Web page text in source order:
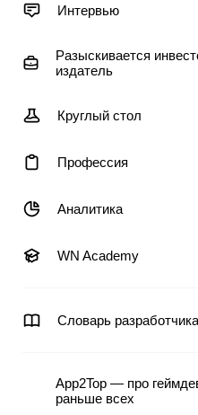
Интервью
Разыскивается
издатель
Круглый стол
Профессия
Аналитика
WN Academy
Словарь разработчика
App2Top — про
раньше всех